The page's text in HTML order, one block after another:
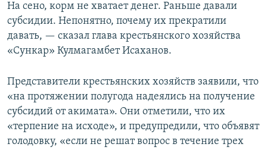
На сено, корм не хватает денег. Раньше давали
субсидии. Непонятно, почему их прекратили
давать, — сказал глава крестьянского хозяйства
«Сункар» Кулмагамбет Исаханов.
Представители крестьянских хозяйств заявили, что
«на протяжении полугода надеялись на получение
субсидий от акимата». Они отметили, что их
«терпение на исходе», и предупредили, что объявят
голодовку, «если не решат вопрос в течение трех